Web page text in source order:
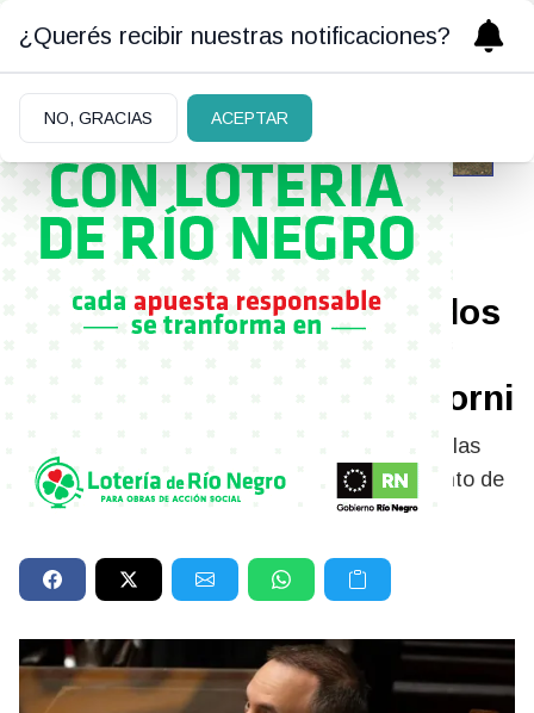
La Justicia avanza sobre los
financieros de Manuel Adorni
El jefe de Gabinete podría ser convocado en las
próximas semanas para justificar el crecimiento de
su patrimonio.
¿Querés recibir nuestras notificaciones?
NO, GRACIAS ACEPTAR